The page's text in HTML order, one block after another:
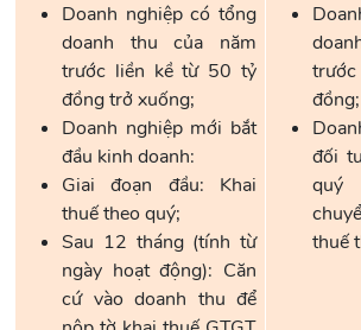
Doanh nghiệp có tổng
doanh thu của năm
trước liền kề từ 50 tỷ
đồng trở xuống;
Doanh nghiệp mới bắt
đầu kinh doanh:
Giai đoạn đầu: Khai
thuế theo quý;
Sau 12 tháng (tính từ
ngày hoạt động): Căn
cứ vào doanh thu để
đồng;
đối
quý
thuế